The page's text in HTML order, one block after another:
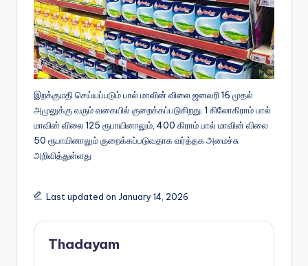
இறக்குமதி செய்யப்படும் பால் மாவின் விலை ஜனவரி 16 முதல்
அமுலுக்கு வரும் வகையில் குறைக்கப்படுகிறது. 1 கிலோகிராம் பால்
மாவின் விலை 125 ரூபாயினாலும், 400 கிராம் பால் மாவின் விலை
50 ரூபாயினாலும் குறைக்கப்படுவதாக வர்த்தக அமைச்சு
அறிவித்துள்ளது
Last updated on January 14, 2026
Thadayam